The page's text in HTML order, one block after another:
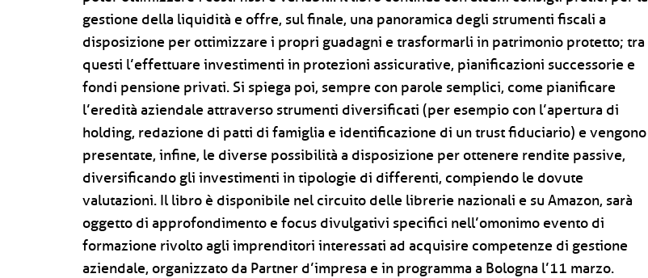
gestione della liquidità e offre, sul finale, una panoramica degli strumenti fiscali a
disposizione per ottimizzare i propri guadagni e trasformarli in patrimonio protetto; tra
questi l’effettuare investimenti in protezioni assicurative, pianificazioni successorie e
fondi pensione privati. Si spiega poi, sempre con parole semplici, come pianificare
l’eredità aziendale attraverso strumenti diversificati (per esempio con l’apertura di
holding, redazione di patti di famiglia e identificazione di un trust fiduciario) e vengono
presentate, infine, le diverse possibilità a disposizione per ottenere rendite passive,
diversificando gli investimenti in tipologie di differenti, compiendo le dovute
valutazioni. Il libro è disponibile nel circuito delle librerie nazionali e su Amazon, sarà
oggetto di approfondimento e focus divulgativi specifici nell’omonimo evento di
formazione rivolto agli imprenditori interessati ad acquisire competenze di gestione
aziendale, organizzato da Partner d’impresa e in programma a Bologna l’11 marzo.